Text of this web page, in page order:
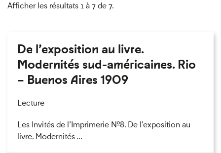
Afficher les résultats 1 à 7 de 7.
De l’exposition au livre.
Modernités sud-américaines. Rio
– Buenos Aires 1909
Lecture
Les Invités de l’Imprimerie n°8. De l’exposition au
livre. Modernités ...